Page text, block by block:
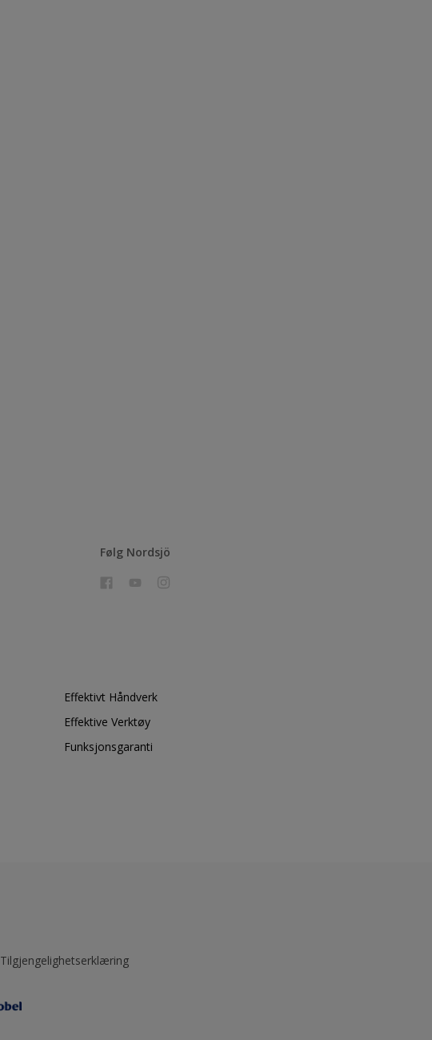
Følg Nordsjö
Effektivt Håndverk
Effektive Verktøy
Funksjonsgaranti
Tilgjengelighetserklæring